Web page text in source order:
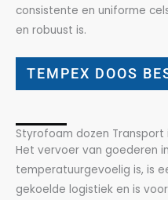
consistente en uniforme
en robuust is.
TEMPEX DOOS
Styrofoam dozen
Het vervoer van goederen
temperatuurgevoelig is, is
gekoelde logistiek en is